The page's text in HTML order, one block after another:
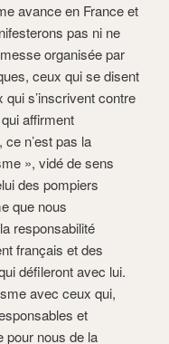
avance en France et
pas ni ne
organisée par
ceux qui se disent
s’inscrivent contre
affirment
n’est pas la
», vidé de sens
des pompiers
que nous
responsabilité
français et des
défileront avec lui.
avec ceux qui,
et
pour nous de la